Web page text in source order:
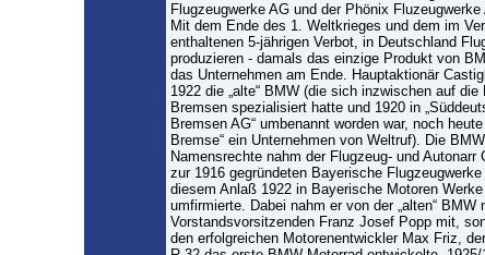
Flugzeugwerke AG und der Phönix Fluzeugwerke
Mit dem Ende des 1. Weltkrieges und dem im
enthaltenen 5-jährigen Verbot, in Deutschland
produzieren - damals das einzige Produkt von
das Unternehmen am Ende. Hauptaktionär
1922 die „alte“ BMW (die sich inzwischen auf die
Bremsen spezialisiert hatte und 1920 in
Bremsen AG“ umbenannt worden war, noch
Bremse“ ein Unternehmen von Weltruf). Die
Namensrechte nahm der Flugzeug- und Autonarr
zur 1916 gegründeten Bayerische
diesem Anlaß 1922 in Bayerische Motoren Werke
umfirmierte. Dabei nahm er von der „alten“ BMW
Vorstandsvorsitzenden Franz Josef Popp mit,
den erfolgreichen Motorenentwickler Max Friz,